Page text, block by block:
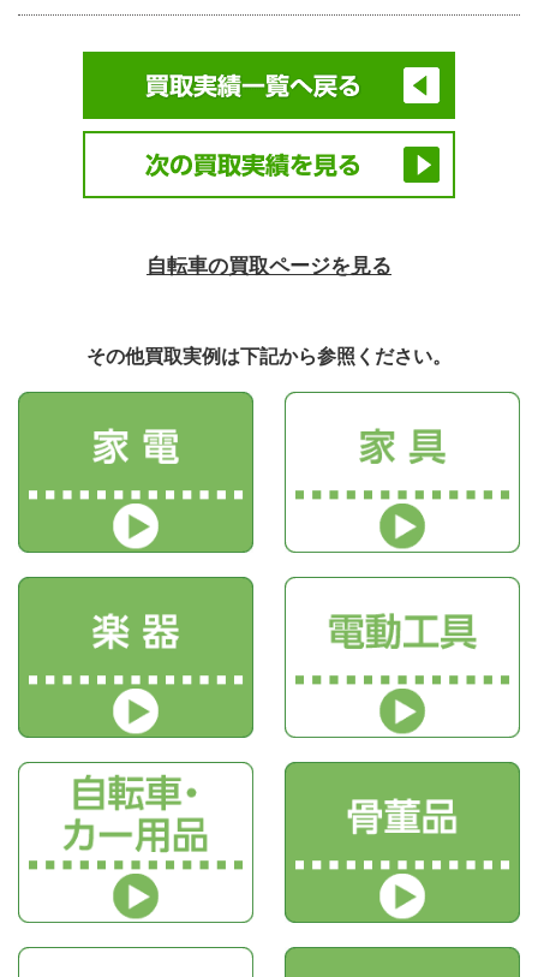
自転車の買取ページを見る
その他買取実例は下記から参照ください。